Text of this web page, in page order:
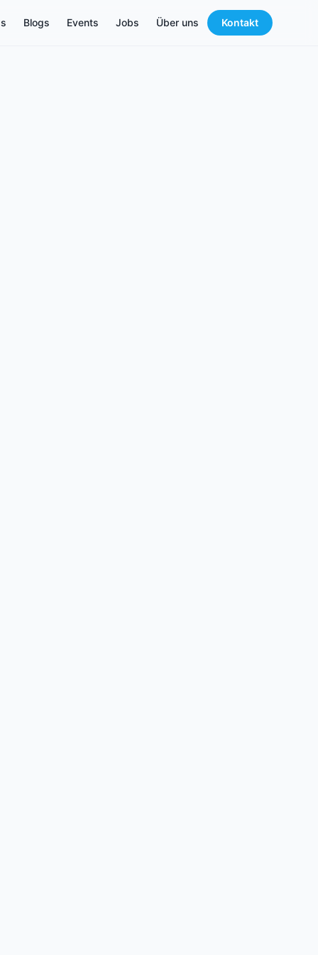
Blogs Events Jobs Über uns Kontakt